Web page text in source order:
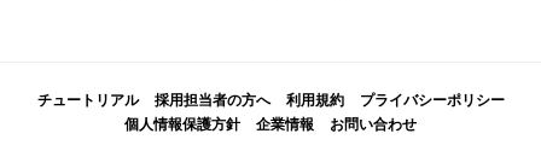
チュートリアル 採用担当者の方へ 利用規約
プライバシーポリシー
個人情報保護方針
企業情報 お問い合わせ